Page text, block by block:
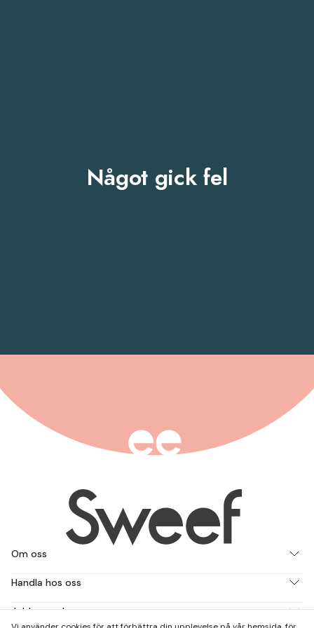
Något gick fel
Om oss
Handla hos oss
Jobba med oss